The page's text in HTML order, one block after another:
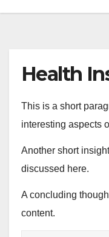
Health
This is a short
interesting aspects
Another short
discussed here.
A concluding
content.